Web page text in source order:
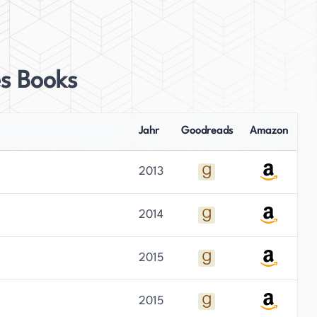
Books
Jahr Goodreads Amazon
2013
2014
2015
2015